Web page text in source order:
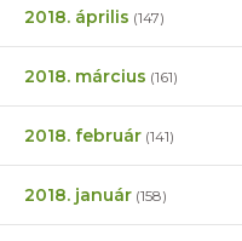
2018. április (147)
2018. március (161)
2018. február (141)
2018. január (158)